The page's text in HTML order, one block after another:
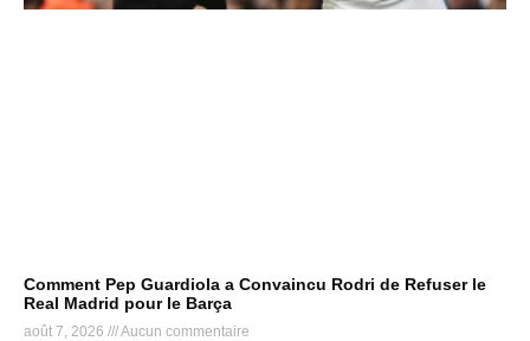
Comment Pep Guardiola a Convaincu Rodri de Refuser le
Real Madrid pour le Barça
août 7, 2026 Aucun commentaire